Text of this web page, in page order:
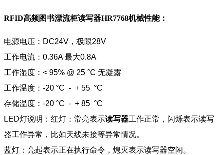
RFID高频图书漂流柜读写器HR7768机械性能：
电源电压：DC24V，极限28V
工作电流：0.36A 最大0.8A
工作湿度：< 95% @ 25 °C 无凝露
工作温度：-20 °C - + 55 °C
存储温度：-20 °C - + 85 °C
LED灯说明：红灯：常亮表示读写器工作正常，闪烁表示读写
器工作异常，比如天线未接等异常情况。
蓝灯：亮起表示正在执行命令，熄灭表示读写器空闲。